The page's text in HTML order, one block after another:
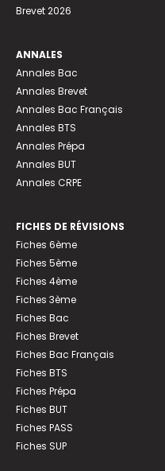
Brevet 2026
ANNALES
Annales Bac
Annales Brevet
Annales Bac Français
Annales BTS
Annales Prépa
Annales BUT
Annales CRPE
FICHES DE RÉVISIONS
Fiches 6ème
Fiches 5ème
Fiches 4ème
Fiches 3ème
Fiches Bac
Fiches Brevet
Fiches Bac Français
Fiches BTS
Fiches Prépa
Fiches BUT
Fiches PASS
Fiches SUP